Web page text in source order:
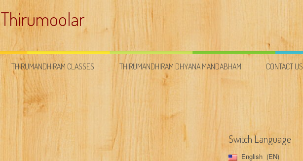
THIRUMANDHIRAM CLASSES THIRUMANDHIRAM DHYANA MANDABHAM CONTACT US
Switch Language
English
EN